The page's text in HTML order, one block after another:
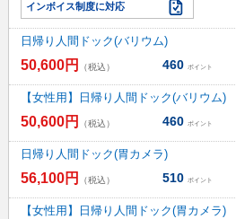
インボイス制度に対応
日帰り人間ドック(バリウム)
50,600円 （税込） 460 ポイント
【女性用】日帰り人間ドック(バリウム)
50,600円 （税込） 460 ポイント
日帰り人間ドック(胃カメラ)
56,100円 （税込） 510 ポイント
【女性用】日帰り人間ドック(胃カメラ)